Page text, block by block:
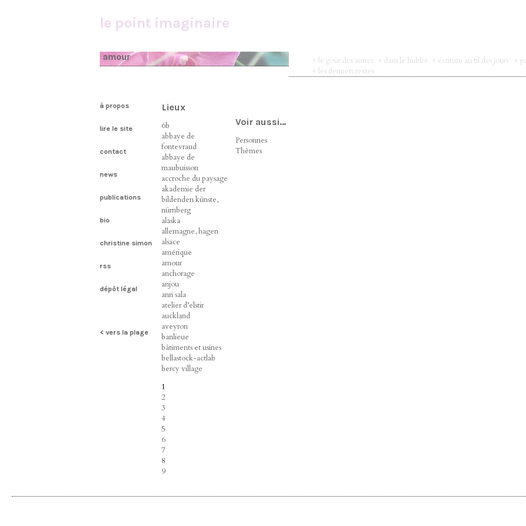
le point imaginaire
amour < le goût des autres < dans le hublot < écriture au fil des jours <
< les derniers textes
à propos
lire le site
contact
news
publications
bio
christine simon
rss
dépôt légal
< vers la plage
Lieux
6b
abbaye de
fontevraud
abbaye de
maubuisson
accroche du paysage
akademie der
bildenden künste,
nürnberg
alaska
allemagne, hagen
alsace
amérique
amour
anchorage
anjou
anri sala
atelier d’elstir
auckland
aveyron
banlieue
bâtiments et usines
bellastock-actlab
bercy village
1
2
3
4
5
6
7
8
9
Voir aussi…
Personnes
Thèmes